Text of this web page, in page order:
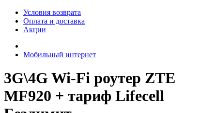
Условия возврата
Оплата и доставка
Акции
Мобильный интернет
3G\4G Wi-Fi роутер ZTE
MF920 + тариф Lifecell